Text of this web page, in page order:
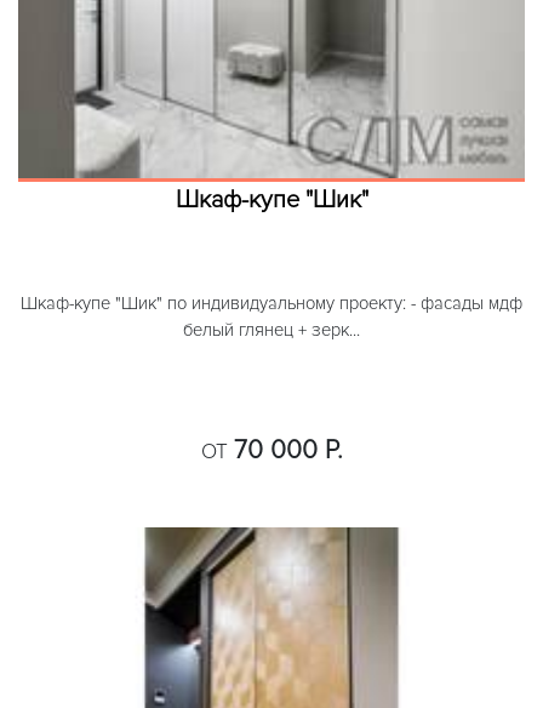
Шкаф-купе "Шик"
Шкаф-купе "Шик" по индивидуальному проекту: - фасады мдф
белый глянец + зерк...
ОТ 70 000 Р.